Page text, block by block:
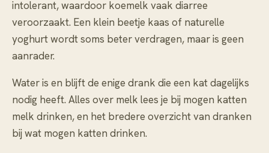
intolerant, waardoor koemelk vaak diarree
veroorzaakt. Een klein beetje kaas of naturelle
yoghurt wordt soms beter verdragen, maar is geen
aanrader.
Water is en blijft de enige drank die een kat dagelijks
nodig heeft. Alles over melk lees je bij mogen katten
melk drinken, en het bredere overzicht van dranken
bij wat mogen katten drinken.